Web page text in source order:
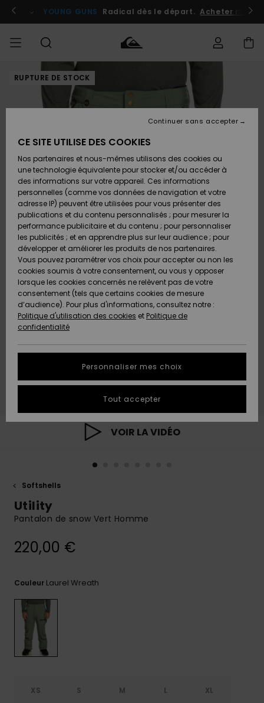
l'information
le
Se connecter / s'inscrire
YOUNG GUNS Radical dès le départ. Acheter
HOMME Vêtements
Chaussures
& Tongs
Surf
Snow
Nouveautés
A
Découvrir
Vêtements
Chaussures
& Tongs
Surf
Snow
Nouveautés
A
Découvrir
FEMME
Shop
A
Découvrir
Snow
SURF
Surf
Homme
Surf
Shop
Enfant
Highlights
Communauté
SNOW
Snow
Homme
Snow
Shop
Enfant
Snow
Shop
Femme
A
Découvrir
Communauté
OUTLET
Outlet
Enfant
Outlet
Femme
AIDE &
CONTACT
Accéder à
ma
commande
Retours
Paiement
Carte
Cadeau
Quiksilver
Freedom
Protection
des
tailles
conversation
pour
plus rapide
une
conversation
questions
MAGASINS
QUIKSILVER
RUPTURE DE STOCK
VOIR LA VIDÉO
Softshells
Utility
Pantalon de snow Vert Homme
220,00 €
Couleur Laurel Wreath
XS S M L XL
CE SITE UTILISE DES COOKIES
Nos partenaires et nous-mêmes utilisons des cookies ou
une technologie équivalente pour stocker et/ou accéder à
des informations sur votre appareil. Ces informations
personnelles (comme vos données de navigation et votre
adresse IP) peuvent être utilisées pour vous présenter des
publications et du contenu personnalisés ; pour mesurer la
performance publicitaire et du contenu ; pour personnaliser
les publicités ; et en apprendre plus sur leur audience ; pour
développer et améliorer les produits de nos partenaires.
Vous pouvez paramétrer vos choix pour accepter ou non les
cookies soumis à votre consentement, ou vous y opposer
lorsque les cookies concernés ne relèvent pas de votre
consentement (tels que certains cookies de mesure
d’audience). Pour plus d'informations, consultez notre :
Politique d'utilisation des cookies et Politique de
confidentialité
Personnaliser mes choix
Continuer sans accepter
Tout accepter